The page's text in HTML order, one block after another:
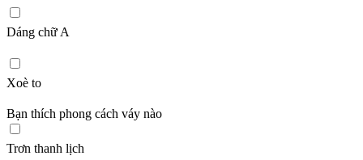
Dáng chữ A
Xoè to
Bạn thích phong cách váy nào
Trơn thanh lịch